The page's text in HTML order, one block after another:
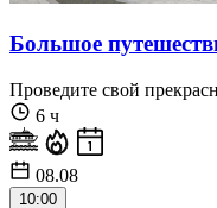
Большое
Проведите свой
6 ч
08.08
10:00